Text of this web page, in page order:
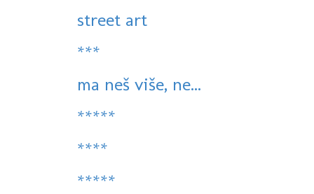
street art
***
ma neš više, ne...
*****
****
*****